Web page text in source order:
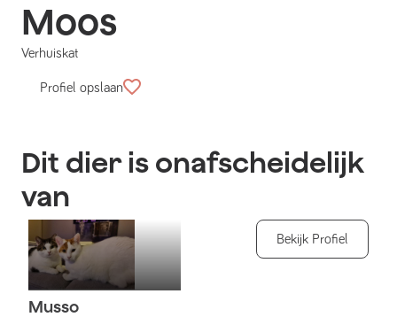
Moos
Verhuiskat
Profiel opslaan
Dit dier is onafscheidelijk
van
Musso
Bekijk Profiel